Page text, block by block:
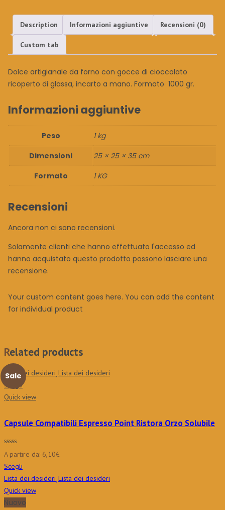
Description Informazioni aggiuntive Recensioni (0)
Custom tab
Dolce artigianale da forno con gocce di cioccolato
ricoperto di glassa, incarto a mano. Formato 1000 gr.
Informazioni aggiuntive
Peso
1 kg
Dimensioni
25 × 25 × 35 cm
Formato
1 KG
Recensioni
Ancora non ci sono recensioni.
Solamente clienti che hanno effettuato l'accesso ed
hanno acquistato questo prodotto possono lasciare una
recensione.
Your custom content goes here. You can add the content
for individual product
Related products
Sale
Lista dei desideri Lista dei desideri
Scegli
Quick view
Capsule Compatibili Espresso Point Ristora Orzo Solubile
A partire da: 6,10€
Scegli
Lista dei desideri Lista dei desideri
Quick view
Nuovo